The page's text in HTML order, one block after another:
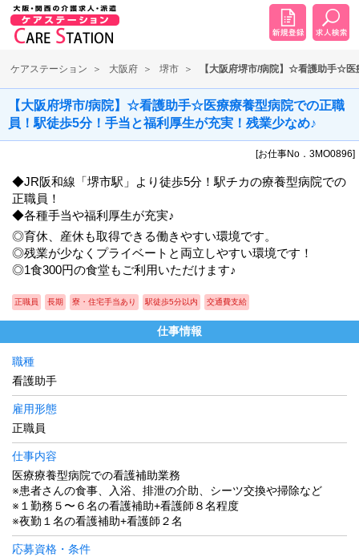
ケアステーション 大阪府 堺市 【大阪府堺市/病院】☆看護助手☆
【大阪府堺市/病院】☆看護助手☆医療療養型病院での正職
員！駅徒歩5分！手当と福利厚生が充実！残業少なめ♪
[お仕事No．3MO0896]
◆JR阪和線「堺市駅」より徒歩5分！駅チカの療養型病院での
正職員！
◆各種手当や福利厚生が充実♪
◎育休、産休も取得できる働きやすい環境です。
◎残業が少なくプライベートと両立しやすい環境です！
◎1食300円の食堂もご利用いただけます♪
正職員 長期 寮・住宅手当あり 駅徒歩5分以内 交通費支給
仕事情報
職種
看護助手
雇用形態
正職員
仕事内容
医療療養型病院での看護補助業務
※患者さんの食事、入浴、排泄の介助、シーツ交換や掃除など
※１勤務５〜６名の看護補助+看護師８名程度
※夜勤１名の看護補助+看護師２名
応募資格・条件